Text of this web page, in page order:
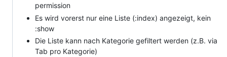
permission
Es wird vorerst nur eine Liste (:index) angezeigt, kein
:show
Die Liste kann nach Kategorie gefiltert werden (z.B. via
Tab pro Kategorie)